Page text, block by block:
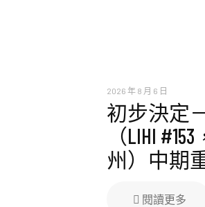
2026 年 8 月 6 日
初步決定
（LIHI
州）中期
閱讀更多